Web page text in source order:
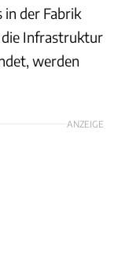
in der Fabrik
die Infrastruktur
werden
ANZEIGE